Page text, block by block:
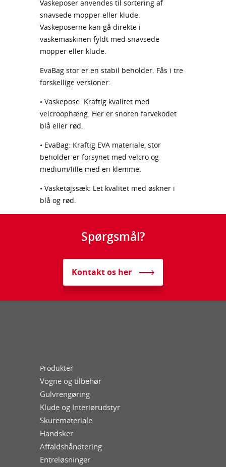
Vaskeposer anvendes til sortering af
snavsede mopper eller klude.
Vaskeposerne kan gå direkte i
vaskemaskinen fyldt med snavsede
mopper eller klude.
EvaBag stor er en stabil beholder. Fås i tre
forskellige versioner:
• Vaskepose: Kraftig kvalitet med
velcroophæng. Her er snoren farvekodet
blå eller rød.
• EvaBag: Kraftig EVA materiale, stor
beholder er forsynet med velcro og
medium/lille med en klemme.
• Vasketøjssæk: Let kvalitet med øskner i
blå og rød.
Spørgsmål?
Kontakt os her
Produkter
Vogne og tilbehør
Gulvrengøring
Klude og Interiørudstyr
Skuremateriale
Handsker
Affaldshåndtering
Entreløsninger